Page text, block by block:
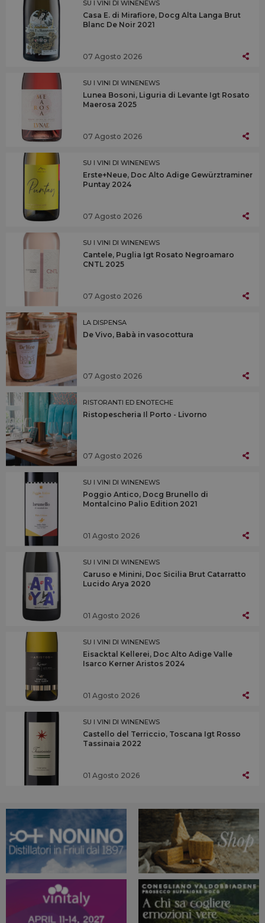
SU I VINI DI WINENEWS
Casa E. di Mirafiore, Docg Alta Langa Brut
Blanc De Noir 2021
07 Agosto 2026
SU I VINI DI WINENEWS
Lunea Bosoni, Liguria di Levante Igt Rosato
Maerosa 2025
07 Agosto 2026
SU I VINI DI WINENEWS
Erste+Neue, Doc Alto Adige Gewürztraminer
Puntay 2024
07 Agosto 2026
SU I VINI DI WINENEWS
Cantele, Puglia Igt Rosato Negroamaro
CNTL 2025
07 Agosto 2026
LA DISPENSA
De Vivo, Babà in vasocottura
07 Agosto 2026
RISTORANTI ED ENOTECHE
Ristopescheria Il Porto - Livorno
07 Agosto 2026
SU I VINI DI WINENEWS
Poggio Antico, Docg Brunello di
Montalcino Palio Edition 2021
01 Agosto 2026
SU I VINI DI WINENEWS
Caruso e Minini, Doc Sicilia Brut Catarratto
Lucido Arya 2020
01 Agosto 2026
SU I VINI DI WINENEWS
Eisacktal Kellerei, Doc Alto Adige Valle
Isarco Kerner Aristos 2024
01 Agosto 2026
SU I VINI DI WINENEWS
Castello del Terriccio, Toscana Igt Rosso
Tassinaia 2022
01 Agosto 2026